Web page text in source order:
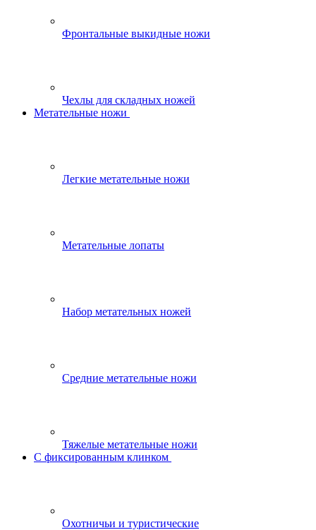
Фронтальные выкидные ножи
Чехлы для складных ножей
Метательные ножи
Легкие метательные ножи
Метательные лопаты
Набор метательных ножей
Средние метательные ножи
Тяжелые метательные ножи
С фиксированным клинком
Охотничьи и туристические